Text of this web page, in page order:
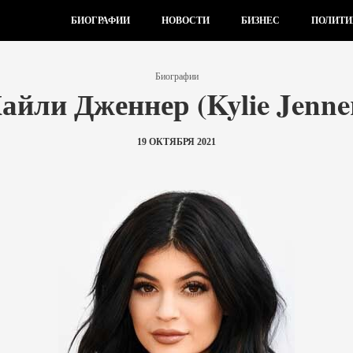
БИОГРАФИИ НОВОСТИ БИЗНЕС
Биографии
Дженнер (Kylie
19 ОКТЯБРЯ 2021